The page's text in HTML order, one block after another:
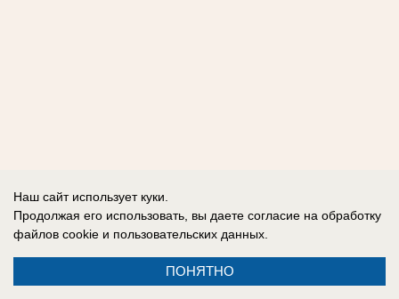
Наш сайт использует куки.
Продолжая его использовать, вы даете согласие на обработку
файлов cookie и пользовательских данных.
ПОНЯТНО